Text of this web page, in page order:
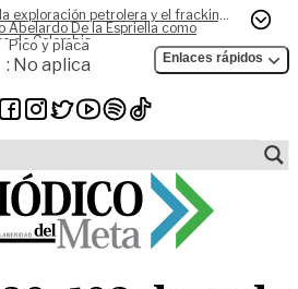
exploración petrolera y el fracking,
Abelardo De la Espriella como
de Colombia
Pico y placa
: No aplica Enlaces rápidos